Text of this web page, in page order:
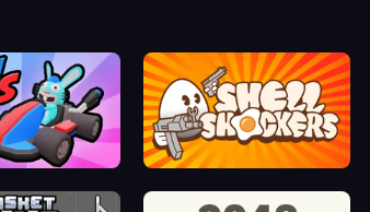
Shell Shockers